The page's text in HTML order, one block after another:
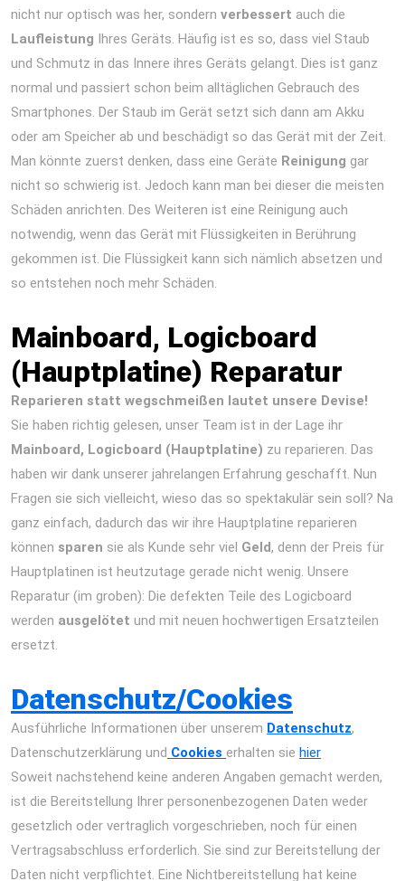
nicht nur optisch was her, sondern verbessert auch die
Laufleistung Ihres Geräts. Häufig ist es so, dass viel Staub
und Schmutz in das Innere ihres Geräts gelangt. Dies ist ganz
normal und passiert schon beim alltäglichen Gebrauch des
Smartphones. Der Staub im Gerät setzt sich dann am Akku
oder am Speicher ab und beschädigt so das Gerät mit der Zeit.
Man könnte zuerst denken, dass eine Geräte Reinigung gar
nicht so schwierig ist. Jedoch kann man bei dieser die meisten
Schäden anrichten. Des Weiteren ist eine Reinigung auch
notwendig, wenn das Gerät mit Flüssigkeiten in Berührung
gekommen ist. Die Flüssigkeit kann sich nämlich absetzen und
so entstehen noch mehr Schäden.
Mainboard, Logicboard
(Hauptplatine) Reparatur
Reparieren statt wegschmeißen lautet unsere Devise!
Sie haben richtig gelesen, unser Team ist in der Lage ihr
Mainboard, Logicboard (Hauptplatine) zu reparieren. Das
haben wir dank unserer jahrelangen Erfahrung geschafft. Nun
Fragen sie sich vielleicht, wieso das so spektakulär sein soll? Na
ganz einfach, dadurch das wir ihre Hauptplatine reparieren
können sparen sie als Kunde sehr viel Geld, denn der Preis für
Hauptplatinen ist heutzutage gerade nicht wenig. Unsere
Reparatur (im groben): Die defekten Teile des Logicboard
werden ausgelötet und mit neuen hochwertigen Ersatzteilen
ersetzt.
Datenschutz/Cookies
Ausführliche Informationen über unserem Datenschutz,
Datenschutzerklärung und Cookies erhalten sie hier
Soweit nachstehend keine anderen Angaben gemacht werden,
ist die Bereitstellung Ihrer personenbezogenen Daten weder
gesetzlich oder vertraglich vorgeschrieben, noch für einen
Vertragsabschluss erforderlich. Sie sind zur Bereitstellung der
Daten nicht verpflichtet. Eine Nichtbereitstellung hat keine